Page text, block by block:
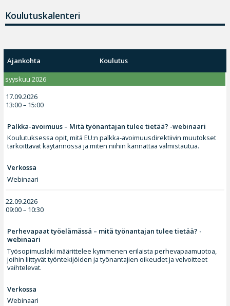
Koulutuskalenteri
Ajankohta
Koulutus
syyskuu 2026
17.09.2026
13:00 – 15:00
Palkka-avoimuus – Mitä työnantajan tulee tietää? -webinaari
Koulutuksessa opit, mitä EU:n palkka-avoimuusdirektiivin muutokset
tarkoittavat käytännössä ja miten niihin kannattaa valmistautua.
Verkossa
Webinaari
22.09.2026
09:00 – 10:30
Perhevapaat työelämässä – mitä työnantajan tulee tietää? -
webinaari
Työsopimuslaki määrittelee kymmenen erilaista perhevapaamuotoa,
joihin liittyvät työntekijöiden ja työnantajien oikeudet ja velvoitteet
vaihtelevat.
Verkossa
Webinaari